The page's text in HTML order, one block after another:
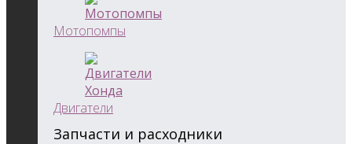
Мотопомпы
Двигатели
Запчасти и расходники